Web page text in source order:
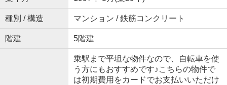
種別 / 構造 マンション / 鉄筋コンクリート
階建 5階建
乗駅まで平坦な物件なので、自転車を使
う方にもおすすめです♪こちらの物件で
は初期費用をカードでお支払いいただけ